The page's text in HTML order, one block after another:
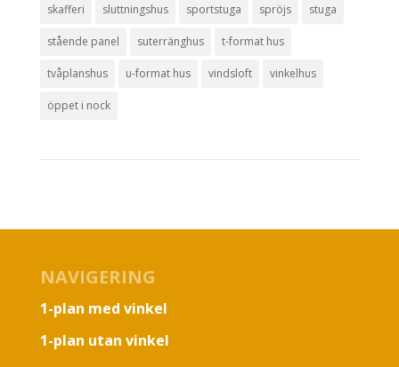
skafferi sluttningshus sportstuga spröjs stuga
stående panel suterränghus t-format hus
tvåplanshus u-format hus vindsloft vinkelhus
öppet i nock
NAVIGERING
1-plan med vinkel
1-plan utan vinkel